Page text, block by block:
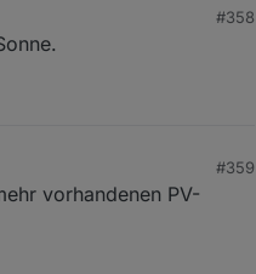
#358
#359
vorhandenen PV-